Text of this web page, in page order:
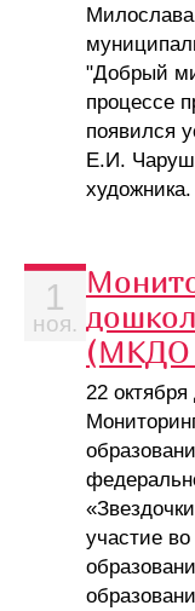
"Добрый
процессе
появился
Е.И.
художника.
1
ноя.
(МКДО
22
участие